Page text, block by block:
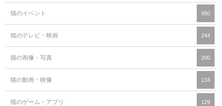
猫のイベント 950
猫のテレビ・映画 244
猫の画像・写真 200
猫の動画・映像 134
猫のゲーム・アプリ 129